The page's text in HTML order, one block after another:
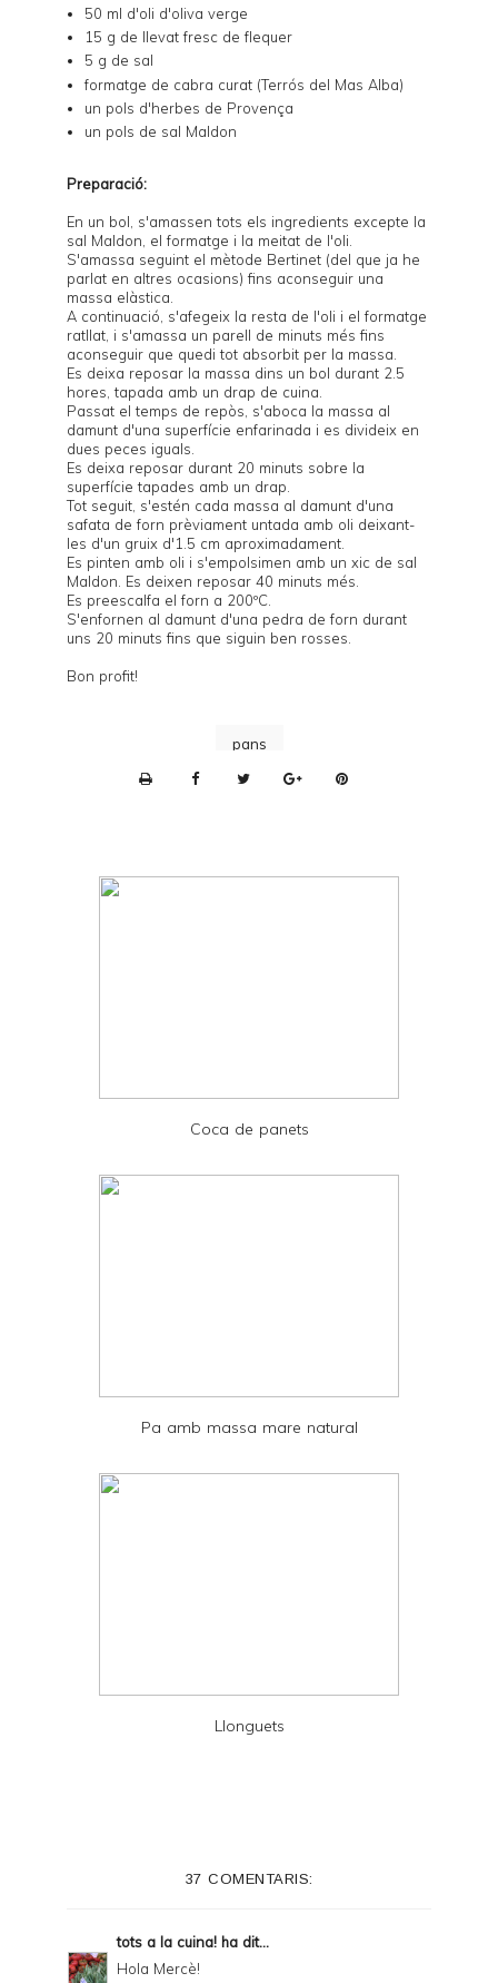
50 ml d'oli d'oliva verge
15 g de llevat fresc de flequer
5 g de sal
formatge de cabra curat (Terrós del Mas Alba)
un pols d'herbes de Provença
un pols de sal Maldon
Preparació:
En un bol, s'amassen tots els ingredients excepte la
sal Maldon, el formatge i la meitat de l'oli.
S'amassa seguint el mètode Bertinet (del que ja he
parlat en altres ocasions) fins aconseguir una
massa elàstica.
A continuació, s'afegeix la resta de l'oli i el formatge
ratllat, i s'amassa un parell de minuts més fins
aconseguir que quedi tot absorbit per la massa.
Es deixa reposar la massa dins un bol durant 2.5
hores, tapada amb un drap de cuina.
Passat el temps de repòs, s'aboca la massa al
damunt d'una superfície enfarinada i es divideix en
dues peces iguals.
Es deixa reposar durant 20 minuts sobre la
superfície tapades amb un drap.
Tot seguit, s'estén cada massa al damunt d'una
safata de forn prèviament untada amb oli deixant-
les d'un gruix d'1.5 cm aproximadament.
Es pinten amb oli i s'empolsimen amb un xic de sal
Maldon. Es deixen reposar 40 minuts més.
Es preescalfa el forn a 200ºC.
S'enfornen al damunt d'una pedra de forn durant
uns 20 minuts fins que siguin ben rosses.
Bon profit!
pans
n
d
Coca de panets
Pa amb massa mare natural
Llonguets
37 COMENTARIS:
tots a la cuina! ha dit...
Hola Mercè!